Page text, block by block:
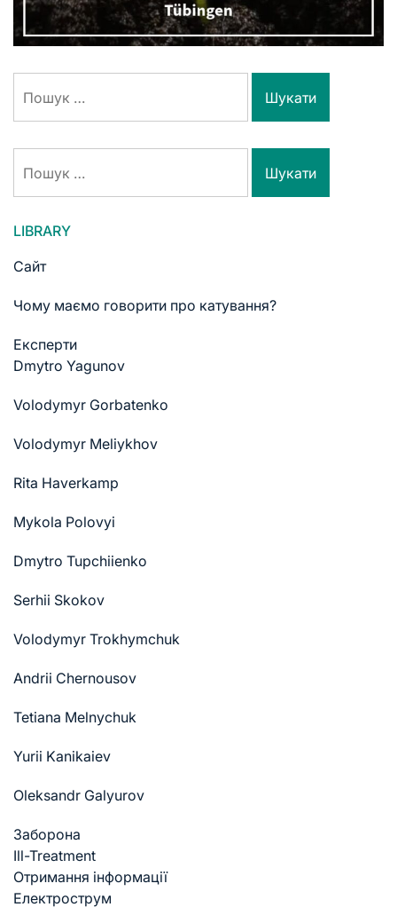
LIBRARY
Сайт
Чому маємо говорити про катування?
Експерти
Dmytro Yagunov
Volodymyr Gorbatenko
Volodymyr Meliykhov
Rita Haverkamp
Mykola Polovyi
Dmytro Tupchiienko
Serhii Skokov
Volodymyr Trokhymchuk
Andrii Chernousov
Tetiana Melnychuk
Yurii Kanikaiev
Oleksandr Galyurov
Заборона
Ill-Treatment
Отримання інформації
Електрострум